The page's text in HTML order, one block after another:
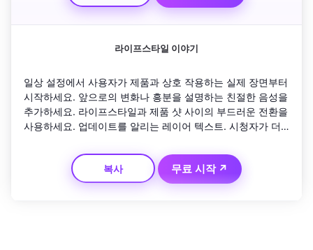
라이프스타일 이야기
일상 설정에서 사용자가 제품과 상호 작용하는 실제 장면부터
시작하세요. 앞으로의 변화나 흥분을 설명하는 친절한 음성을
추가하세요. 라이프스타일과 제품 샷 사이의 부드러운 전환을
사용하세요. 업데이트를 알리는 레이어 텍스트. 시청자가 더
복사
무료 시작 ↗